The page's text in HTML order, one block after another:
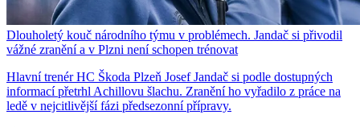
Dlouholetý kouč národního týmu v problémech. Jandač si přivodil
vážné zranění a v Plzni není schopen trénovat
Hlavní trenér HC Škoda Plzeň Josef Jandač si podle dostupných
informací přetrhl Achillovu šlachu. Zranění ho vyřadilo z práce na
ledě v nejcitlivější fázi předsezonní přípravy.